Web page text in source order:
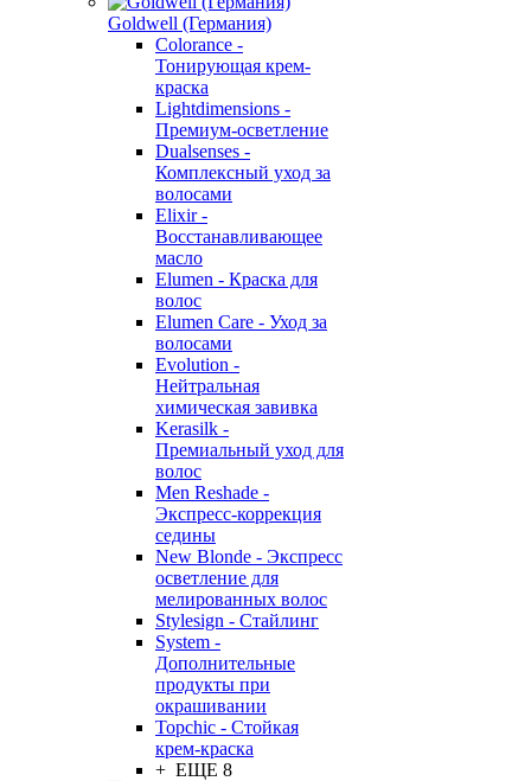
Goldwell (Германия)
Colorance -
Тонирующая крем-
краска
Lightdimensions -
Премиум-осветление
Dualsenses -
Комплексный уход за
волосами
Elixir -
Восстанавливающее
масло
Elumen - Краска для
волос
Elumen Care - Уход за
волосами
Evolution -
Нейтральная
химическая завивка
Kerasilk -
Премиальный уход для
волос
Men Reshade -
Экспресс-коррекция
седины
New Blonde - Экспресс
осветление для
мелированных волос
Stylesign - Стайлинг
System -
Дополнительные
продукты при
окрашивании
Topchic - Стойкая
крем-краска
+ ЕЩЕ 8